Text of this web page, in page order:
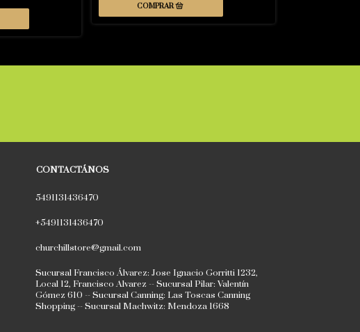
CONTACTÁNOS
5491131436470
+5491131436470
churchillstore@gmail.com
Sucursal Francisco Álvarez: Jose Ignacio Gorritti 1232,
Local 12, Francisco Alvarez -- Sucursal Pilar: Valentín
Gómez 610 -- Sucursal Canning: Las Toscas Canning
Shopping -- Sucursal Machwitz: Mendoza 1668